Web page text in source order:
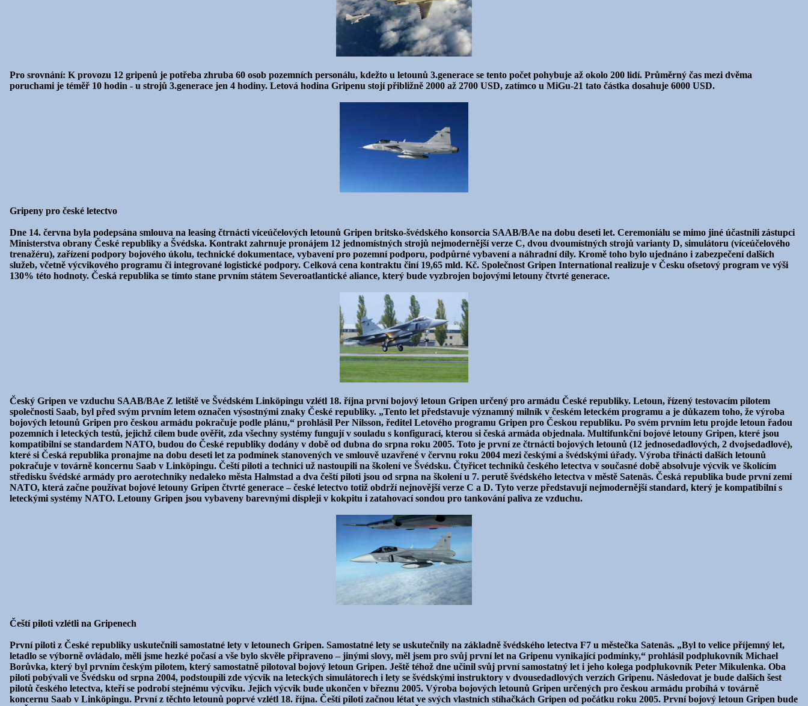
Pro srovnání: K provozu 12 gripenů je potřeba zhruba 60 osob pozemních personálu, kdežto u letounů 3.generace se tento počet pohybuje až okolo 200 lidí. Průměrný čas mezi dvěma
poruchami je téměř 10 hodin - u strojů 3.generace jen 4 hodiny. Letová hodina Gripenu stojí přibližně 2000 až 2700 USD, zatímco u MiGu-21 tato částka dosahuje 6000 USD.
Gripeny pro české letectvo
Dne 14. června byla podepsána smlouva na leasing čtrnácti víceúčelových letounů Gripen britsko-švédského konsorcia SAAB/BAe na dobu deseti let. Ceremoniálu se mimo jiné účastnili zástupci
Ministerstva obrany České republiky a Švédska. Kontrakt zahrnuje pronájem 12 jednomístných strojů nejmodernější verze C, dvou dvoumístných strojů varianty D, simulátoru (víceúčelového
trenažéru), zařízení podpory bojového úkolu, technické dokumentace, vybavení pro pozemní podporu, podpůrné vybavení a náhradní díly. Kromě toho bylo ujednáno i zabezpečení dalších
služeb, včetně výcvikového programu či integrované logistické podpory. Celková cena kontraktu činí 19,65 mld. Kč. Společnost Gripen International realizuje v Česku ofsetový program ve výši
130% této hodnoty. Česká republika se tímto stane prvním státem Severoatlantické aliance, který bude vyzbrojen bojovými letouny čtvrté generace.
Český Gripen ve vzduchu SAAB/BAe Z letiště ve Švédském Linköpingu vzlétl 18. října první bojový letoun Gripen určený pro armádu České republiky. Letoun, řízený testovacím pilotem
společnosti Saab, byl před svým prvním letem označen výsostnými znaky České republiky. „Tento let představuje významný milník v českém leteckém programu a je důkazem toho, že výroba
bojových letounů Gripen pro českou armádu pokračuje podle plánu,“ prohlásil Per Nilsson, ředitel Letového programu Gripen pro Českou republiku. Po svém prvním letu projde letoun řadou
pozemních i leteckých testů, jejichž cílem bude ověřit, zda všechny systémy fungují v souladu s konfigurací, kterou si česká armáda objednala. Multifunkční bojové letouny Gripen, které jsou
kompatibilní se standardem NATO, budou do České republiky dodány v době od dubna do srpna roku 2005. Toto je první ze čtrnácti bojových letounů (12 jednosedadlových, 2 dvojsedadlové),
které si Česká republika pronajme na dobu deseti let za podmínek stanovených ve smlouvě uzavřené v červnu roku 2004 mezi českými a švédskými úřady. Výroba třinácti dalších letounů
pokračuje v továrně koncernu Saab v Linköpingu. Čeští piloti a technici už nastoupili na školení ve Švédsku. Čtyřicet techniků českého letectva v současné době absolvuje výcvik ve školícím
středisku švédské armády pro aerotechniky nedaleko města Halmstad a dva čeští piloti jsou od srpna na školení u 7. perutě švédského letectva v městě Satenäs. Česká republika bude první zemí
NATO, která začne používat bojové letouny Gripen čtvrté generace – české letectvo totiž obdrží nejnovější verze C a D. Tyto verze představují nejmodernější standard, který je kompatibilní s
leteckými systémy NATO. Letouny Gripen jsou vybaveny barevnými displeji v kokpitu i zatahovací sondou pro tankování paliva ze vzduchu.
Čeští piloti vzlétli na Gripenech
První piloti z České republiky uskutečnili samostatné lety v letounech Gripen. Samostatné lety se uskutečnily na základně švédského letectva F7 u městečka Satenäs. „Byl to velice příjemný let,
letadlo se výborně ovládalo, měli jsme hezké počasí a vše bylo skvěle připraveno – jinými slovy, měl jsem pro svůj první let na Gripenu vynikající podmínky,“ prohlásil podplukovník Michael
Borůvka, který byl prvním českým pilotem, který samostatně pilotoval bojový letoun Gripen. Ještě téhož dne učinil svůj první samostatný let i jeho kolega podplukovník Peter Mikulenka. Oba
piloti pobývali ve Švédsku od srpna 2004, podstoupili zde výcvik na leteckých simulátorech i lety se švédskými instruktory v dvousedadlových verzích Gripenu. Následovat je bude dalších šest
pilotů českého letectva, kteří se podrobí stejnému výcviku. Jejich výcvik bude ukončen v březnu 2005. Výroba bojových letounů Gripen určených pro českou armádu probíhá v továrně
koncernu Saab v Linköpingu. První z těchto letounů poprvé vzlétl 18. října. Čeští piloti začnou létat ve svých vlastních stíhačkách Gripen od počátku roku 2005. První bojový letoun Gripen bude